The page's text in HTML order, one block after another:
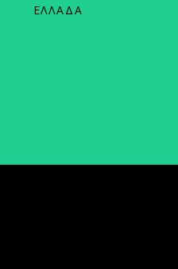
ΕΛΛΑΔΑ